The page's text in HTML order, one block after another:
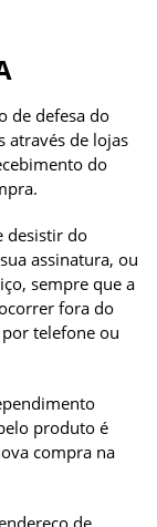
de defesa do
através de lojas
do
desistir do
assinatura, ou
sempre que a
fora do
telefone ou
produto é
compra na
de